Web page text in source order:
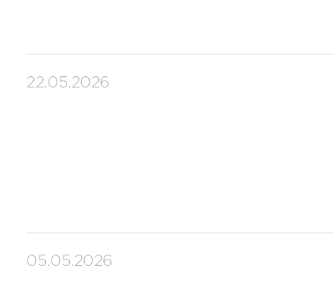
22.05.2026
05.05.2026